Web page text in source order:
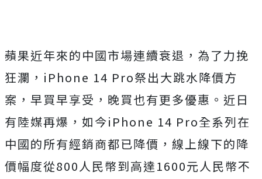
蘋果近年來的中國市場連續衰退，為了力挽
狂瀾，iPhone 14 Pro祭出大跳水降價方
案，早買早享受，晚買也有更多優惠。近日
有陸媒再爆，如今iPhone 14 Pro全系列在
中國的所有經銷商都已降價，線上線下的降
價幅度從800人民幣到高達1600元人民幣不